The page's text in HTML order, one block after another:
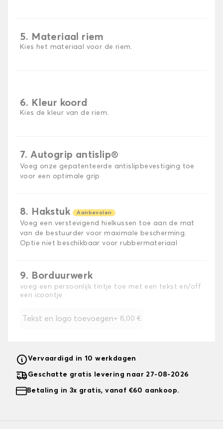
5. Materiaal riem
Kies het materiaal voor de riem.
6. Kleur koord
Kies de kleur van de riem.
7. Autogrip antislip®
Voeg onze gepatenteerde antislipbevestiging toe
voor een optimale grip
8. Hakstuk Aanbevolen
Voeg een verstevigend hielkussen toe aan de mat
van de bestuurder voor maximale bescherming.
Optie niet beschikbaar voor rubbermateriaal
9. Borduurwerk
voeg een persoonlijk tintje toe met een tekst en/off
een icoontje
Tekst en logo toevoegen+ 8,00 €
Vervaardigd in 10 werkdagen
Geschatte gratis levering naar 27-08-2026
Betaling in 3x gratis, vanaf €60 aankoop.